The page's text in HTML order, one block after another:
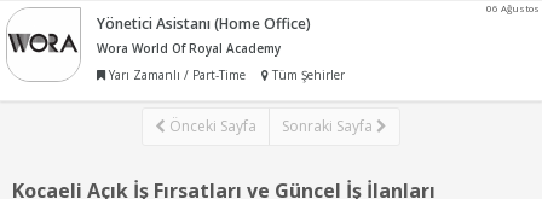
06 Ağustos
Yönetici Asistanı (Home Office)
Wora World Of Royal Academy
Yarı Zamanlı / Part-Time
Tüm Şehirler
Önceki Sayfa Sonraki Sayfa
Kocaeli Açık İş Fırsatları ve Güncel İş İlanları